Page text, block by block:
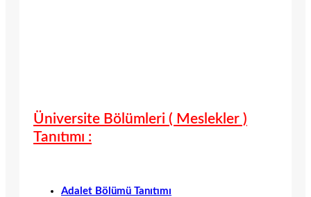
Üniversite Bölümleri ( Meslekler )
Tanıtımı :
Adalet Bölümü Tanıtımı